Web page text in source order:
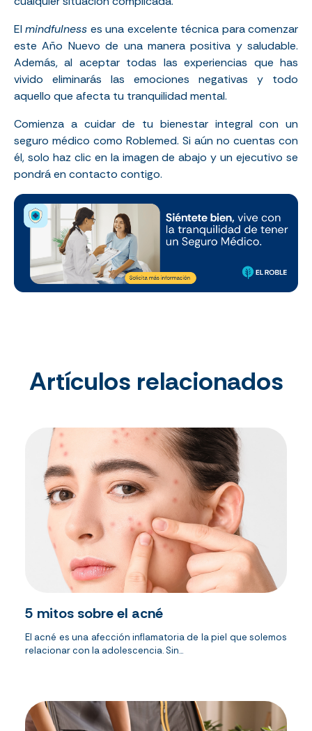
Elmindfulness es una excelente técnica para comenzar
este Año Nuevo de una manera positiva y saludable.
Además, al aceptar todas las experiencias que has
vivido eliminarás las emociones negativas y todo
aquello que afecta tu tranquilidad mental.
Comienza a cuidar de tu bienestar integral con un
seguro médico como Roblemed. Si aún no cuentas con
él, solo haz clic en la imagen de abajo y un ejecutivo se
pondrá en contacto contigo.
Artículos relacionados
5 mitos sobre el acné
El acné es una afección inflamatoria de la piel que solemos
relacionar con la adolescencia. Sin...